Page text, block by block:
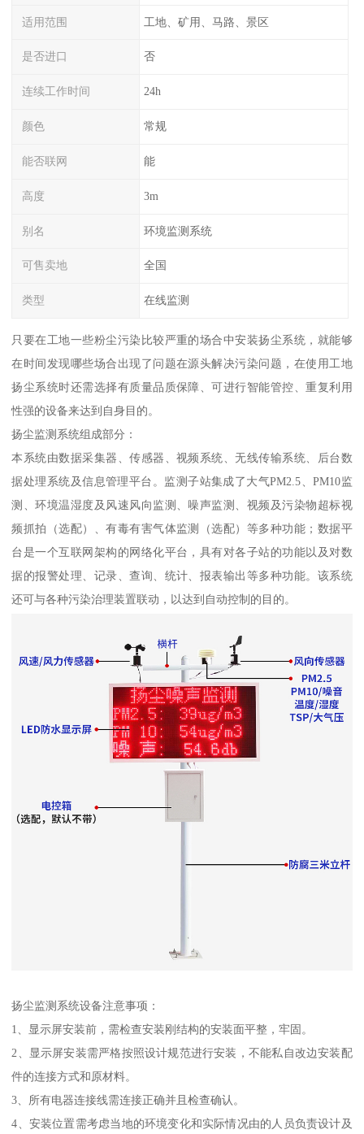
适用范围 工地、矿用、马路、景区
是否进口 否
连续工作时间 24h
颜色 常规
能否联网 能
高度 3m
别名 环境监测系统
可售卖地 全国
类型 在线监测
只要在工地一些粉尘污染比较严重的场合中安装扬尘系统，就能够
在时间发现哪些场合出现了问题在源头解决污染问题，在使用工地
扬尘系统时还需选择有质量品质保障、可进行智能管控、重复利用
性强的设备来达到自身目的。
扬尘监测系统组成部分：
本系统由数据采集器、传感器、视频系统、无线传输系统、后台数
据处理系统及信息管理平台。监测子站集成了大气PM2.5、PM10监
测、环境温湿度及风速风向监测、噪声监测、视频及污染物超标视
频抓拍（选配）、有毒有害气体监测（选配）等多种功能；数据平
台是一个互联网架构的网络化平台，具有对各子站的功能以及对数
据的报警处理、记录、查询、统计、报表输出等多种功能。该系统
还可与各种污染治理装置联动，以达到自动控制的目的。
扬尘监测系统设备注意事项：
1、显示屏安装前，需检查安装刚结构的安装面平整，牢固。
2、显示屏安装需严格按照设计规范进行安装，不能私自改边安装配
件的连接方式和原材料。
3、所有电器连接线需连接正确并且检查确认。
4、安装位置需考虑当地的环境变化和实际情况由的人员负责设计及